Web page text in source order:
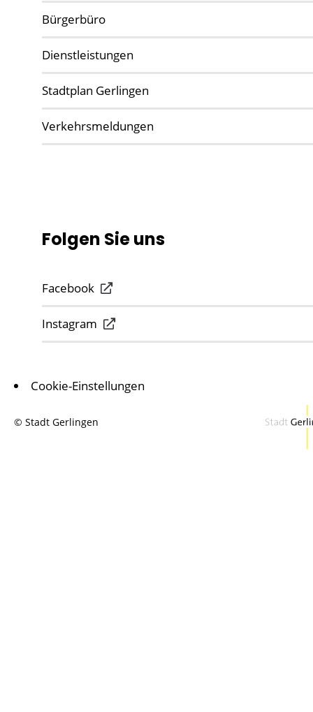
Bürgerbüro
Dienstleistungen
Stadtplan Gerlingen
Verkehrsmeldungen
Folgen Sie uns
Facebook
Instagram
Cookie-Einstellungen
© Stadt Gerlingen